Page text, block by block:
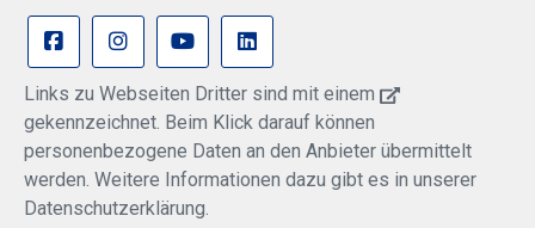
Links zu Webseiten Dritter sind mit einem
gekennzeichnet. Beim Klick darauf können
personenbezogene Daten an den Anbieter übermittelt
werden. Weitere Informationen dazu gibt es in unserer
Datenschutzerklärung.